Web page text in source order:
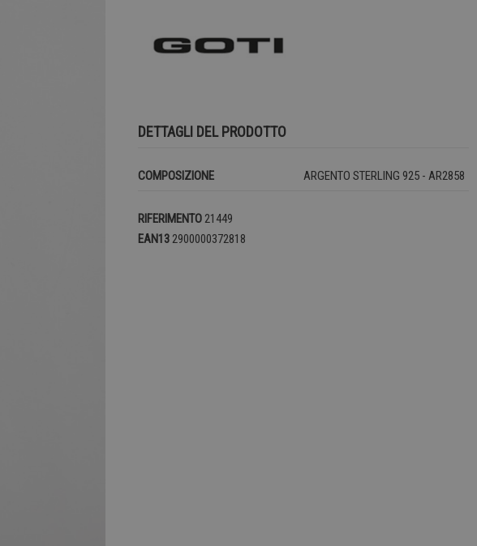
DETTAGLI DEL PRODOTTO
COMPOSIZIONE ARGENTO STERLING 925 - AR2858
RIFERIMENTO21449
EAN132900000372818